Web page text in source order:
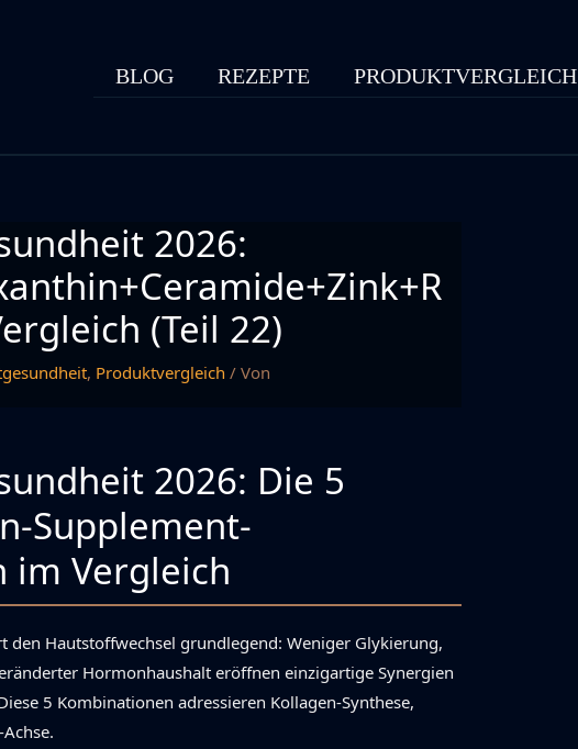
BLOG REZEPTE PRODUKTVERGLEICH
2026:
(Teil 22)
, Produktvergleich / Von
2026: Die 5
Supplement-
im Vergleich
den Hautstoffwechsel grundlegend: Weniger Glykierung,
Hormonhaushalt eröffnen einzigartige Synergien
5 Kombinationen adressieren Kollagen-Synthese,